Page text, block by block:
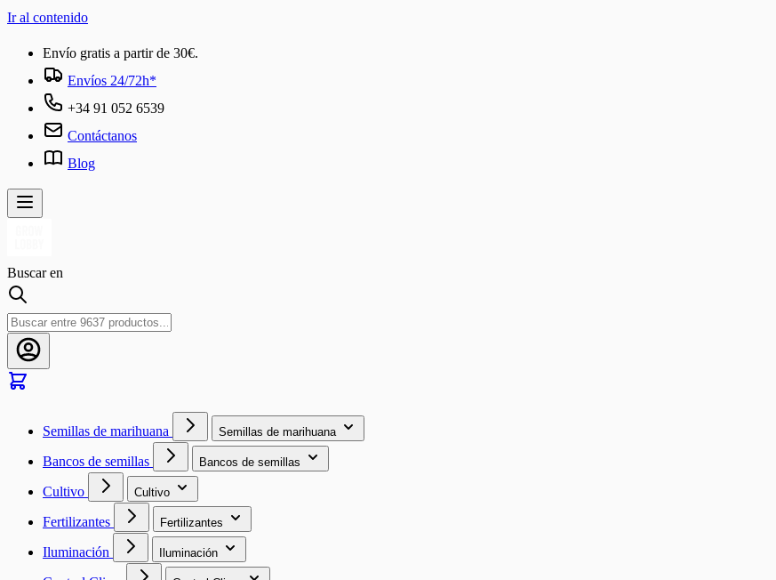
Ir al contenido
Envío gratis a partir de 30€.
Envíos 24/72h*
+34 91 052 6539
Contáctanos
Blog
Buscar en
Semillas de marihuana Semillas de marihuana
Bancos de semillas Bancos de semillas
Cultivo Cultivo
Fertilizantes Fertilizantes
Iluminación Iluminación